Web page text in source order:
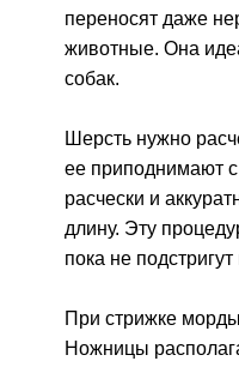
переносят даже
животные. Она
собак.
Шерсть нужно
ее приподнимают
расчески и
длину. Эту
пока не
При стрижке
Ножницы